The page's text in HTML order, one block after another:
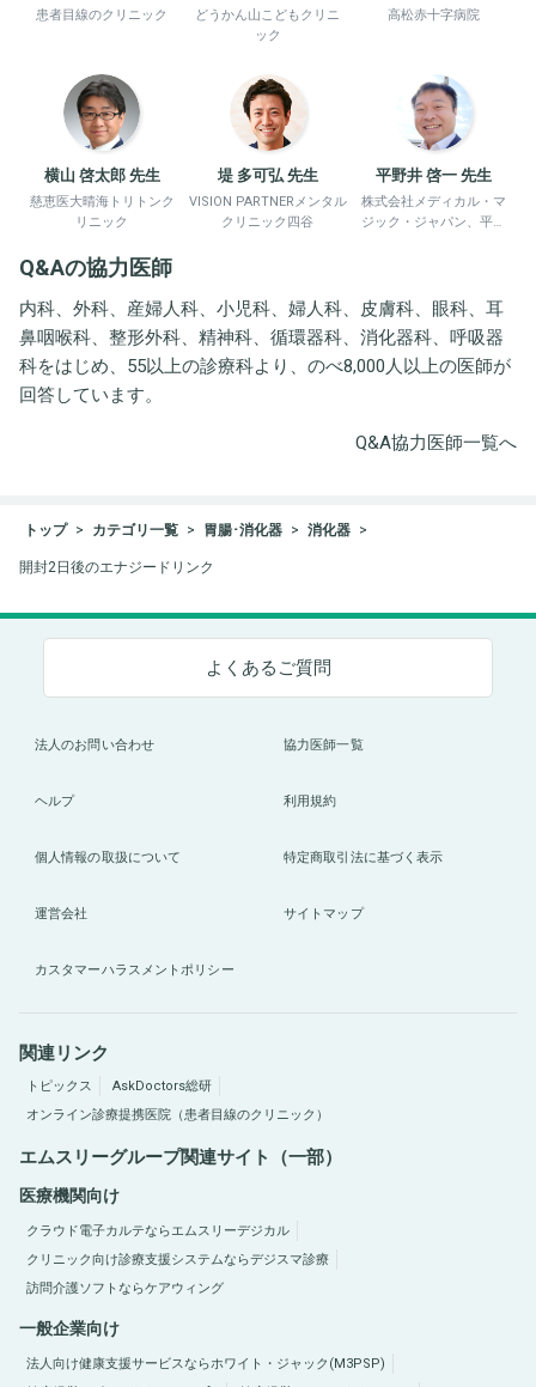
患者目線のクリニック
どうかん山こどもクリニ
ック
高松赤十字病院
横山 啓太郎 先生
慈恵医大晴海トリトンク
リニック
堤 多可弘 先生
VISION PARTNERメンタル
クリニック四谷
平野井 啓一 先生
株式会社メディカル・マ
ジック・ジャパン、平野
Q&Aの協力医師
内科、外科、産婦人科、小児科、婦人科、皮膚科、眼科、耳
鼻咽喉科、整形外科、精神科、循環器科、消化器科、呼吸器
科をはじめ、55以上の診療科より、のべ8,000人以上の医師が
回答しています。
Q&A協力医師一覧へ
トップ カテゴリ一覧 胃腸･消化器 消化器
開封2日後のエナジードリンク
よくあるご質問
法人のお問い合わせ 協力医師一覧
ヘルプ 利用規約
個人情報の取扱について 特定商取引法に基づく表示
運営会社 サイトマップ
カスタマーハラスメントポリシー
関連リンク
トピックス
AskDoctors総研
オンライン診療提携医院（患者目線のクリニック）
エムスリーグループ関連サイト（一部）
医療機関向け
クラウド電子カルテならエムスリーデジカル
クリニック向け診療支援システムならデジスマ診療
訪問介護ソフトならケアウィング
一般企業向け
法人向け健康支援サービスならホワイト・ジャック(M3PSP)